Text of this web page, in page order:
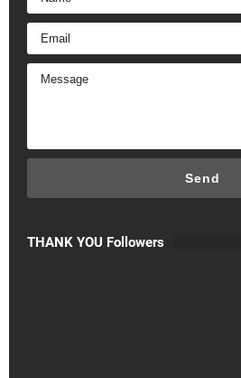
THANK YOU Followers